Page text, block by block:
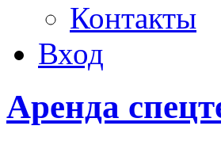
Контакты
Вход
Аренда